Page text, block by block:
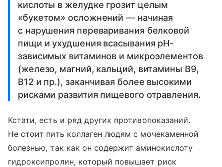
кислоты в желудке грозит целым
«букетом» осложнений — начиная
с нарушения переваривания белковой
пищи и ухудшения всасывания рН-
зависимых витаминов и микроэлементов
(железо, магний, кальций, витамины В9,
В12 и пр.), заканчивая более высокими
рисками развития пищевого отравления.
Кстати, есть и ряд других противопоказаний.
Не стоит пить коллаген людям с мочекаменной
болезнью, так как он содержит аминокислоту
гидроксипролин, который повышает риск